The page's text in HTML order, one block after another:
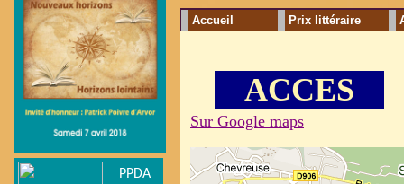
ACCES
Sur Google maps
Accueil Prix littéraire
PPDA